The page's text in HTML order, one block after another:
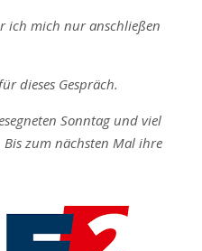
ich mich nur anschließen
dieses Gespräch.
Sonntag und viel
zum nächsten Mal ihre